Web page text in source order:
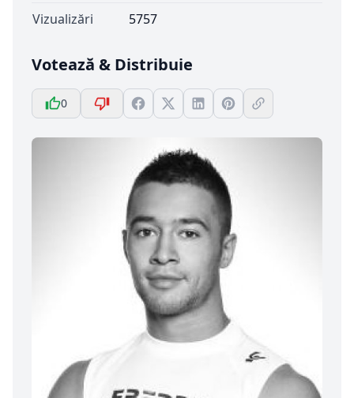
Vizualizări
5757
Votează & Distribuie
0